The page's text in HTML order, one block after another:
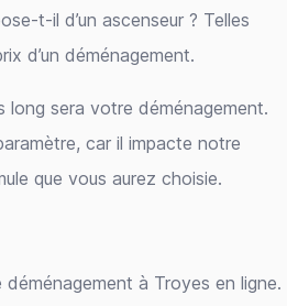
t-il d’un ascenseur ? Telles
d’un déménagement.
long sera votre déménagement.
car il impacte notre
que vous aurez choisie.
à Troyes en ligne.